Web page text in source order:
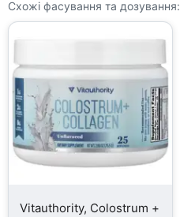
Схожі фасування та дозування:
Vitauthority, Colostrum +